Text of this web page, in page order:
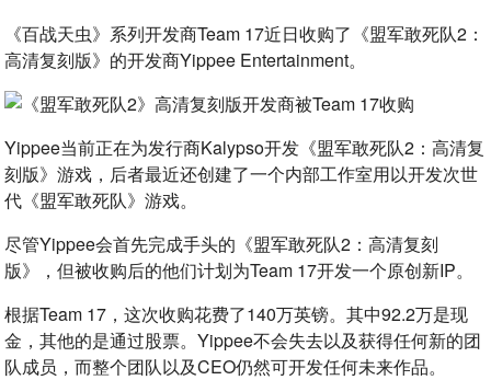
《百战天虫》系列开发商Team 17近日收购了《盟军敢死队2：
高清复刻版》的开发商Yippee Entertainment。
Yippee当前正在为发行商Kalypso开发《盟军敢死队2：高清复
刻版》游戏，后者最近还创建了一个内部工作室用以开发次世
代《盟军敢死队》游戏。
尽管Yippee会首先完成手头的《盟军敢死队2：高清复刻
版》，但被收购后的他们计划为Team 17开发一个原创新IP。
根据Team 17，这次收购花费了140万英镑。其中92.2万是现
金，其他的是通过股票。Yippee不会失去以及获得任何新的团
队成员，而整个团队以及CEO仍然可开发任何未来作品。